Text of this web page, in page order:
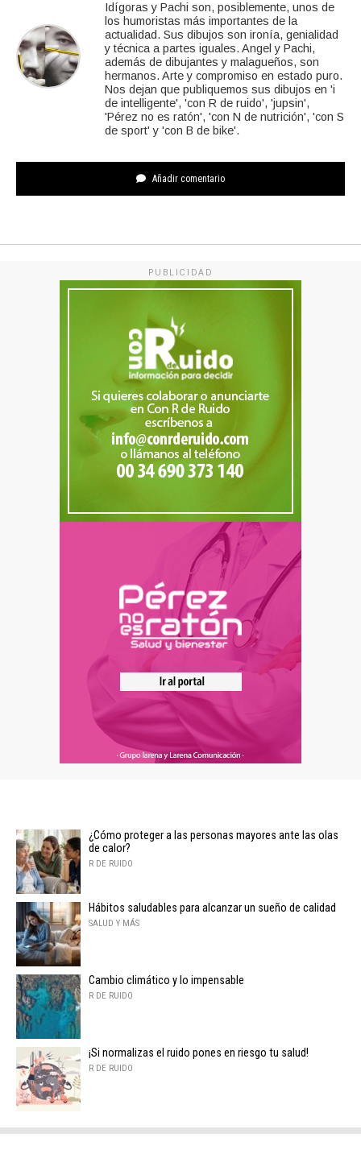
Idígoras y Pachi son, posiblemente, unos de
los humoristas más importantes de la
actualidad. Sus dibujos son ironía, genialidad
y técnica a partes iguales. Angel y Pachi,
además de dibujantes y malagueños, son
hermanos. Arte y compromiso en estado puro.
Nos dejan que publiquemos sus dibujos en 'i
de intelligente', 'con R de ruido', 'jupsin',
'Pérez no es ratón', 'con N de nutrición', 'con S
de sport' y 'con B de bike'.
Añadir comentario
PUBLICIDAD
¿Cómo proteger a las personas mayores ante las olas
de calor?
R DE RUIDO
Hábitos saludables para alcanzar un sueño de calidad
SALUD Y MÁS
Cambio climático y lo impensable
R DE RUIDO
¡Si normalizas el ruido pones en riesgo tu salud!
R DE RUIDO